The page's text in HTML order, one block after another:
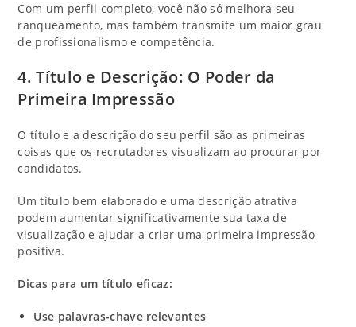
Com um perfil completo, você não só melhora seu
ranqueamento, mas também transmite um maior grau
de profissionalismo e competência.
4. Título e Descrição: O Poder da
Primeira Impressão
O título e a descrição do seu perfil são as primeiras
coisas que os recrutadores visualizam ao procurar por
candidatos.
Um título bem elaborado e uma descrição atrativa
podem aumentar significativamente sua taxa de
visualização e ajudar a criar uma primeira impressão
positiva.
Dicas para um título eficaz:
Use palavras-chave relevantes